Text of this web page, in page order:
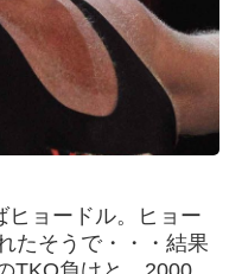
ヒョードル。ヒョー
たそうで・・・結果